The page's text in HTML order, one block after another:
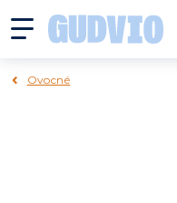
Ovocné